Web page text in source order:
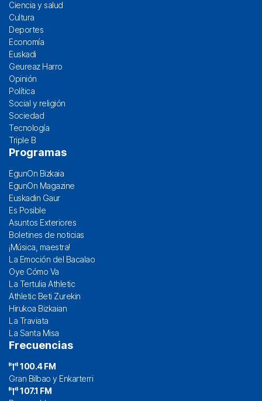
Ciencia y salud
Cultura
Deportes
Economía
Euskadi
Geureaz Harro
Opinión
Política
Social y religión
Sociedad
Tecnología
Triple B
Programas
EgunOn Bizkaia
EgunOn Magazine
Euskadin Gaur
Es Posible
Asuntos Exteriores
Boletines de noticias
¡Música, maestra!
La Emoción del Bacalao
Oye Cómo Va
La Tertulia Athletic
Athletic Beti Zurekin
Hirukoa Bizkaian
La Traviata
La Santa Misa
Frecuencias
100.4 FM
Gran Bilbao y Enkarterri
107.1 FM